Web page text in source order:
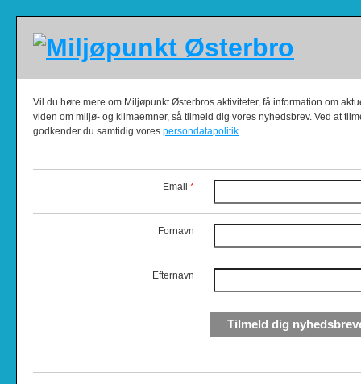
Vil du høre mere om Miljøpunkt Østerbros aktiviteter, få information om
viden om miljø- og klimaemner, så tilmeld dig vores nyhedsbrev. Ved at
godkender du samtidig vores persondatapolitik.
Email *
Fornavn
Efternavn